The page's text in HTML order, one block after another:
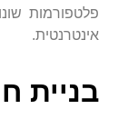
פלטפורמות
אינטרנטית.
בניית